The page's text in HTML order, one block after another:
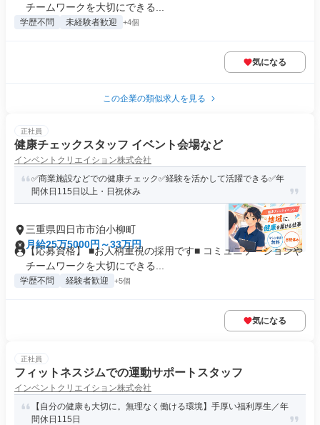
チームワークを大切にできる...
学歴不問 未経験者歓迎 +4個
気になる
この企業の類似求人を見る
正社員
健康チェックスタッフ イベント会場など
インベントクリエイション株式会社
✅商業施設などでの健康チェック✅経験を活かして活躍できる✅年
間休日115日以上・日祝休み
三重県四日市市泊小柳町
月給25万5000円～33万円
【応募資格】 ■お人柄重視の採用です■ コミュニケーションや
チームワークを大切にできる...
学歴不問 経験者歓迎 +5個
気になる
正社員
フィットネスジムでの運動サポートスタッフ
インベントクリエイション株式会社
【自分の健康も大切に。無理なく働ける環境】手厚い福利厚生／年
間休日115日